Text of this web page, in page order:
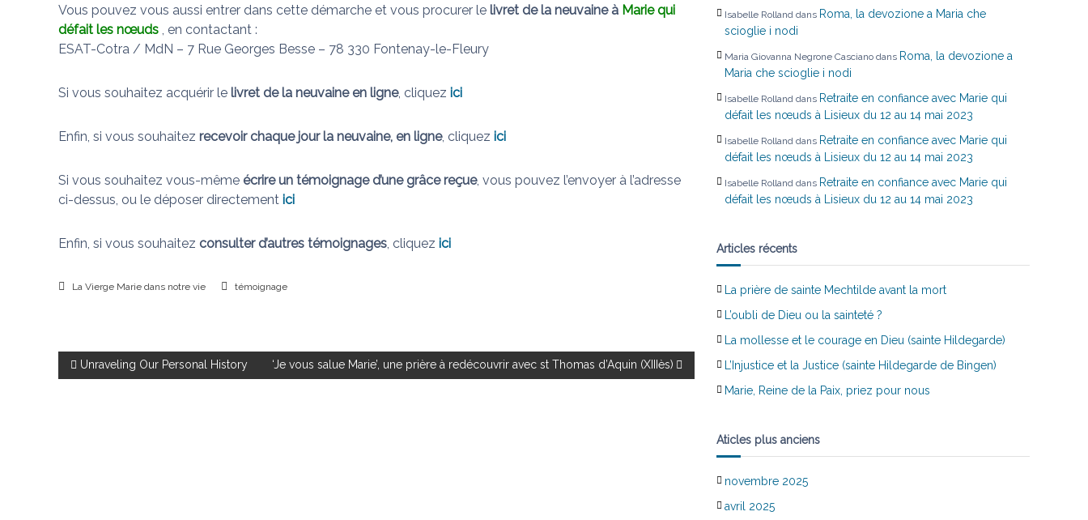
œ
u
d
Vous pouvez vous aussi entrer dans cette démarche et vous procurer le livret de la neuvaine à Marie qui
défait les nœuds , en contactant :
ESAT-Cotra / MdN – 7 Rue Georges Besse – 78 330 Fontenay-le-Fleury
Si vous souhaitez acquérir le livret de la neuvaine en ligne, cliquez ici
Enfin, si vous souhaitez recevoir chaque jour la neuvaine, en ligne, cliquez ici
Si vous souhaitez vous-même écrire un témoignage d’une grâce reçue, vous pouvez l’envoyer à l’adresse
ci-dessus, ou le déposer directement ici
Enfin, si vous souhaitez consulter d’autres témoignages, cliquez ici
La Vierge Marie dans notre vie témoignage
N Unraveling Our Personal History ‘Je vous salue Marie’, une prière à redécouvrir avec st Thomas d’Aquin (XIIIès)
Isabelle Rolland dans Roma, la devozione a Maria che
scioglie i nodi
Maria Giovanna Negrone Casciano dans Roma, la devozione a
Maria che scioglie i nodi
Isabelle Rolland dans Retraite en confiance avec Marie qui
défait les nœuds à Lisieux du 12 au 14 mai 2023
Isabelle Rolland dans Retraite en confiance avec Marie qui
défait les nœuds à Lisieux du 12 au 14 mai 2023
Isabelle Rolland dans Retraite en confiance avec Marie qui
défait les nœuds à Lisieux du 12 au 14 mai 2023
Articles récents
La prière de sainte Mechtilde avant la mort
L’oubli de Dieu ou la sainteté ?
La mollesse et le courage en Dieu (sainte Hildegarde)
L’Injustice et la Justice (sainte Hildegarde de Bingen)
Marie, Reine de la Paix, priez pour nous
Aticles plus anciens
novembre 2025
avril 2025